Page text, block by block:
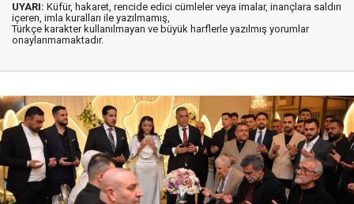
UYARI: Küfür, hakaret, rencide edici cümleler veya imalar, inançlara saldırı
içeren, imla kuralları ile yazılmamış,
Türkçe karakter kullanılmayan ve büyük harflerle yazılmış yorumlar
onaylanmamaktadır.